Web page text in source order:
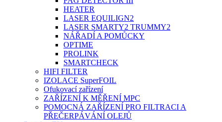
HEATER
LASER EQUILIGN2
LASER SMARTY2 TRUMMY2
NÁŘADÍ A POMŮCKY
OPTIME
PROLINK
SMARTCHECK
HIFI FILTER
IZOLACE SuperFOIL
Ofukovací zařízení
ZAŘÍZENÍ K MĚŘENÍ MPC
POMOCNÁ ZAŘÍZENÍ PRO FILTRACI A
PŘEČERPÁVÁNÍ OLEJŮ